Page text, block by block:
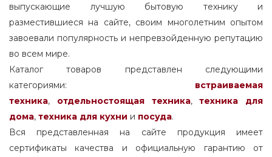
выпускающие лучшую бытовую технику и
разместившиеся на сайте, своим многолетним опытом
завоевали популярность и непревзойденную репутацию
во всем мире.
Каталог товаров представлен следующими
категориями: встраиваемая
техника, отдельностоящаятехника,
техника для
дома, техника для кухни и посуда.
Вся представленная на сайте продукция имеет
сертификаты качества и официальную гарантию от